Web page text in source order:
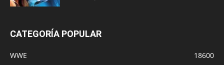
CATEGORÍA POPULAR
WWE
18600